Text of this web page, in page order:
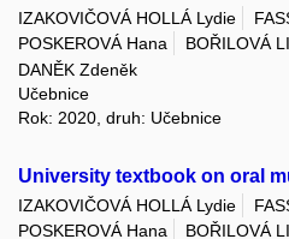
IZAKOVIČOVÁ HOLLÁ Lydie
POSKEROVÁ Hana
BOŘILOVÁ
DANĚK Zdeněk
Učebnice
Rok: 2020, druh: Učebnice
University textbook on oral
IZAKOVIČOVÁ HOLLÁ Lydie
POSKEROVÁ Hana
BOŘILOVÁ